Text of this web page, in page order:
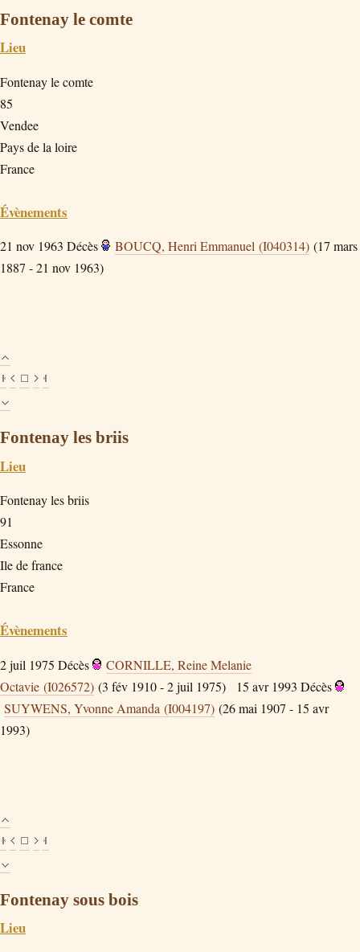
Fontenay le comte
Lieu
Fontenay le comte
85
Vendee
Pays de la loire
France
Évènements
21 nov 1963 Décès BOUCQ, Henri Emmanuel (I040314) (17 mars
1887 - 21 nov 1963)
Fontenay les briis
Lieu
Fontenay les briis
91
Essonne
Ile de france
France
Évènements
2 juil 1975 Décès
CORNILLE, Reine Melanie
Octavie (I026572) (3 fév 1910 - 2 juil 1975) 15 avr 1993 Décès
SUYWENS, Yvonne Amanda (I004197) (26 mai 1907 - 15 avr
1993)
Fontenay sous bois
Lieu